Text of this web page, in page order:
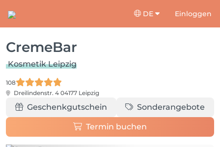
DE Einloggen
CremeBar
Kosmetik Leipzig
108
Dreilindenstr. 4 04177 Leipzig
Geschenkgutschein Sonderangebote
Termin buchen